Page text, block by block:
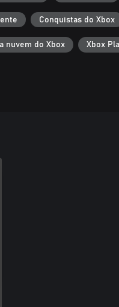
Conquistas do Xbox
nuvem do Xbox Xbox